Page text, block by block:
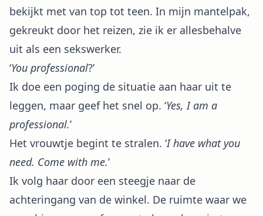
bekijkt met van top tot teen. In mijn mantelpak,
gekreukt door het reizen, zie ik er allesbehalve
uit als een sekswerker.
‘You professional?’
Ik doe een poging de situatie aan haar uit te
leggen, maar geef het snel op. ‘Yes, I am a
professional.’
Het vrouwtje begint te stralen. ‘I have what you
need. Come with me.’
Ik volg haar door een steegje naar de
achteringang van de winkel. De ruimte waar we